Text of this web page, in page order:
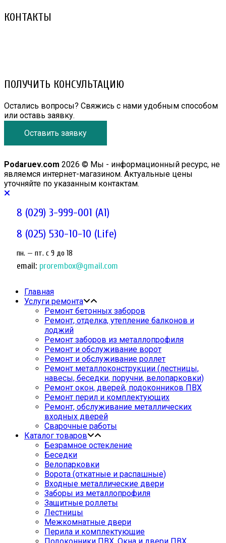
КОНТАКТЫ
ПОЛУЧИТЬ КОНСУЛЬТАЦИЮ
Остались вопросы? Свяжись с нами удобным способом
или оставь заявку.
Оставить заявку
Podaruev.com 2026 © Мы - информационный ресурс, не
являемся интернет-магазином. Актуальные цены
уточняйте по указанным контактам.
8 (029) 3-999-001 (A1)
8 (025) 530-10-10 (Life)
пн. — пт. c 9 до 18
email: prorembox@gmail.com
Главная
Услуги ремонта
Ремонт бетонных заборов
Ремонт, отделка, утепление балконов и
лоджий
Ремонт заборов из металлопрофиля
Ремонт и обслуживание ворот
Ремонт и обслуживание роллет
Ремонт металлоконструкции (лестницы,
навесы, беседки, поручни, велопарковки)
Ремонт окон, дверей, подоконников ПВХ
Ремонт перил и комплектующих
Ремонт, обслуживание металлических
входных дверей
Сварочные работы
Каталог товаров
Безрамное остекление
Беседки
Велопарковки
Ворота (откатные и распашные)
Входные металлические двери
Заборы из металлопрофиля
Защитные роллеты
Лестницы
Межкомнатные двери
Перила и комплектующие